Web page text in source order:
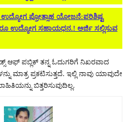
ಉದ್ಯೋಗ ಪ್ರೋತ್ಸಾಹ ಯೋಜನೆ:ಪರಿಶಿಷ್ಟ
ರೂ ಉದ್ಯೋಗ ಸಹಾಯಧನ.! ಅರ್ಜಿ ಸಲ್ಲಿಸುವ
ಆಫ್ ಪಬ್ಲಿಕ್ ತನ್ನ ಓದುಗರಿಗೆ ನಿಖರವಾದ
ಮಾತ್ರ ಪ್ರಕಟಿಸುತ್ತದೆ. ಇಲ್ಲಿ ನಾವು ಯಾವುದೇ
ಬಿತ್ತರಿಸುವುದಿಲ್ಲ.